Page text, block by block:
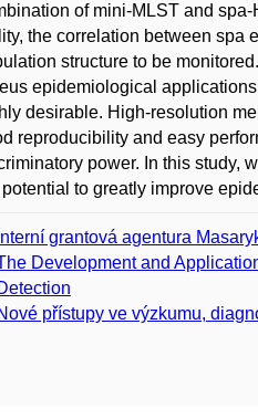
of mini-MLST and
the correlation between spa
structure to be
epidemiological
desirable. High-resolution
reproducibility and easy
power. In this study,
to greatly improve
Interní grantová agentura
Development and
přístupy ve výzkumu,